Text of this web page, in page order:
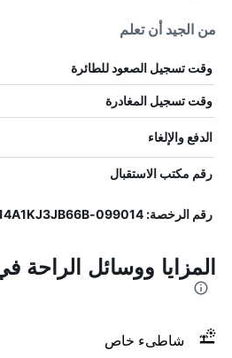
من الجيد أن تعلم
وقت تسجيل الصعود للطائرة
وقت تسجيل المغادرة
الدفع والإلغاء
رقم مكتب الاستقبال
رقم الرخصة: 099014-AL-00747, IT099014A1KJ3JB66B
المزايا ووسائل الراحة
شاطىء خاص